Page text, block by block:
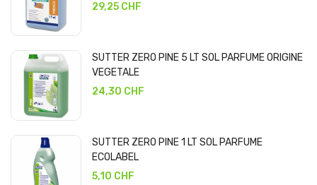
29,25 CHF
SUTTER ZERO PINE 5 LT SOL PARFUME ORIGINE
VEGETALE
24,30 CHF
SUTTER ZERO PINE 1 LT SOL PARFUME
ECOLABEL
5,10 CHF